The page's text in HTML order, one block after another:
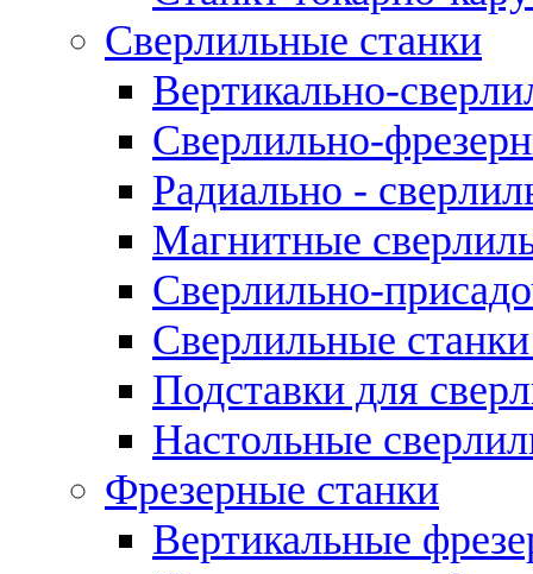
Сверлильные станки
Вертикально-
Сверлильно-
Радиально -
Магнитные
Сверлильно-
Сверлильные
Подставки для
Настольные
Фрезерные станки
Вертикальные